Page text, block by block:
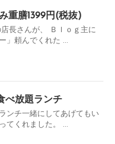
重膳1399円(税抜)
長さんが、 Ｂｌｏｇ主に
」頼んでくれた ...
べ放題ランチ
ンチ一緒にしてあげてもい
てくれました。 ...